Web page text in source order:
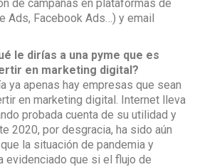
de campañas en plataformas de
Ads, Facebook Ads…) y email
le dirías a una pyme que es
en marketing digital?
ya apenas hay empresas que sean
en marketing digital. Internet lleva
probada cuenta de su utilidad y
2020, por desgracia, ha sido aún
la situación de pandemia y
evidenciado que si el flujo de